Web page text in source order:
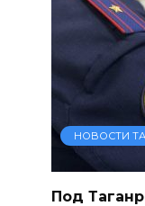
НОВОСТИ
Под